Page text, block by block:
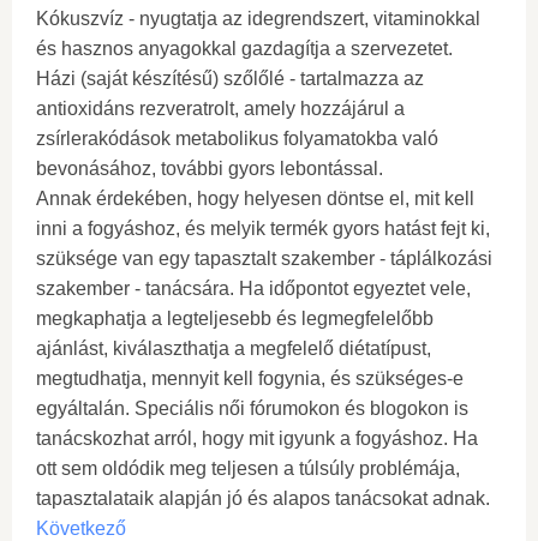
Kókuszvíz - nyugtatja az idegrendszert, vitaminokkal
és hasznos anyagokkal gazdagítja a szervezetet.
Házi (saját készítésű) szőlőlé - tartalmazza az
antioxidáns rezveratrolt, amely hozzájárul a
zsírlerakódások metabolikus folyamatokba való
bevonásához, további gyors lebontással.
Annak érdekében, hogy helyesen döntse el, mit kell
inni a fogyáshoz, és melyik termék gyors hatást fejt ki,
szüksége van egy tapasztalt szakember - táplálkozási
szakember - tanácsára. Ha időpontot egyeztet vele,
megkaphatja a legteljesebb és legmegfelelőbb
ajánlást, kiválaszthatja a megfelelő diétatípust,
megtudhatja, mennyit kell fogynia, és szükséges-e
egyáltalán. Speciális női fórumokon és blogokon is
tanácskozhat arról, hogy mit igyunk a fogyáshoz. Ha
ott sem oldódik meg teljesen a túlsúly problémája,
tapasztalataik alapján jó és alapos tanácsokat adnak.
Következő